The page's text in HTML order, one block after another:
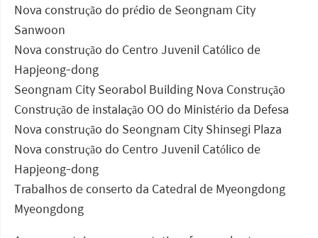
Nova construção do prédio de Seongnam City
Sanwoon
Nova construção do Centro Juvenil Católico de
Hapjeong-dong
Seongnam City Seorabol Building Nova Construção
Construção de instalação OO do Ministério da Defesa
Nova construção do Seongnam City Shinsegi Plaza
Nova construção do Centro Juvenil Católico de
Hapjeong-dong
Trabalhos de conserto da Catedral de Myeongdong
Myeongdong